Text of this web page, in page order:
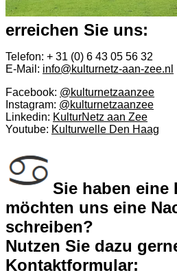
erreichen Sie uns:
Telefon: + 31 (0) 6 43 05 56 32
E-Mail: info@kulturnetz-aan-zee.nl
Facebook: @kulturnetzaanzee
Instagram: @kulturnetzaanzee
Linkedin: KulturNetz aan Zee
Youtube: Kulturwelle Den Haag
Sie haben eine
möchten uns eine
schreiben?
Nutzen Sie dazu
Kontaktformular: